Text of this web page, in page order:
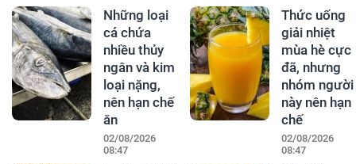
Những loại
cá chứa
nhiều thủy
ngân và kim
loại nặng,
nên hạn chế
ăn
02/08/2026
08:47
Thức uống
giải nhiệt
mùa hè cực
đã, nhưng
nhóm người
này nên hạn
chế
02/08/2026
08:47